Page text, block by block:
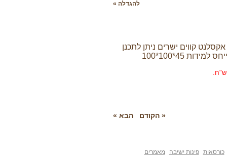
להגדלה »
ישרים ניתן לתכנן
« הקודם הבא »
פינות ישיבה מאמרים